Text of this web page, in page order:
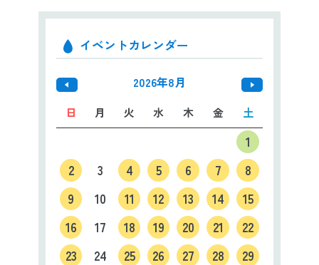
イベントカレンダー
2026年8月
日 月 火 水 木 金 土
1
2
3 4 5 6 7
8
9
10 11 12 13 14
15
16
17 18 19 20 21
22
23
24 25 26 27 28
29